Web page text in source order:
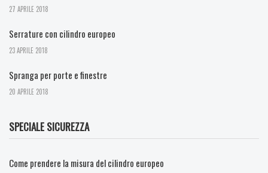
27 APRILE 2018
Serrature con cilindro europeo
23 APRILE 2018
Spranga per porte e finestre
20 APRILE 2018
SPECIALE SICUREZZA
Come prendere la misura del cilindro europeo